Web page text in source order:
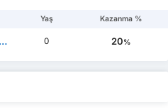
Yaş Kazanma %
0 20%